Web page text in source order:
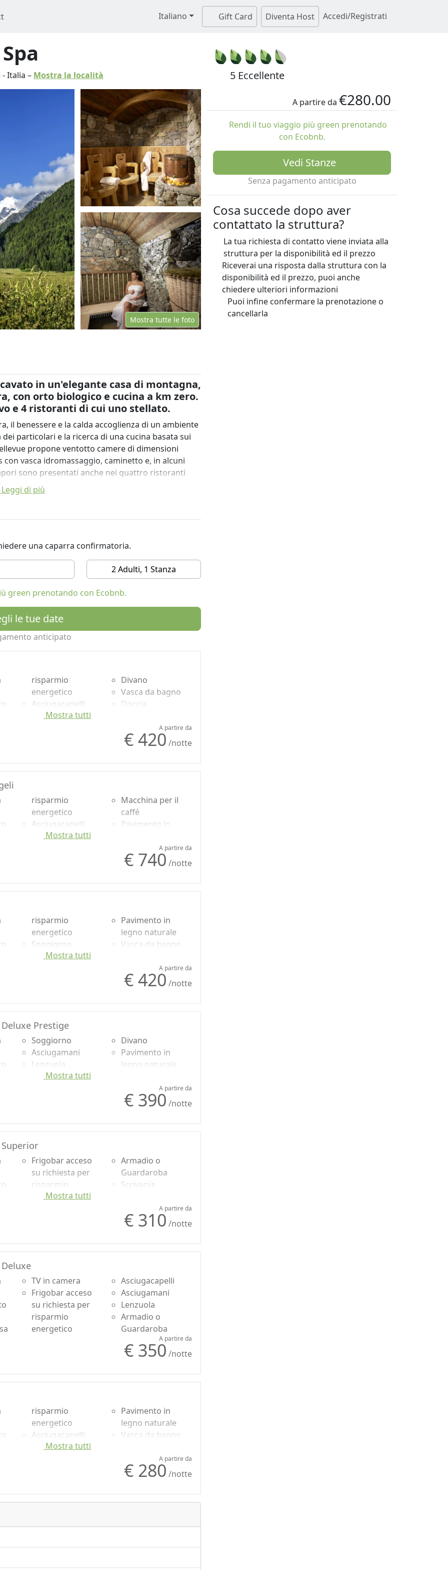
Italiano Gift Card Diventa Host Accedi/Registrati
-Italia – Mostra la località 5 Eccellente
Mostra tutte le foto
in un'elegante casa di montagna,
con orto biologico e cucina a km zero.
e 4 ristoranti di cui uno stellato.
il benessere e la calda accoglienza di un ambiente
particolari e la ricerca di una cucina basata sui
propone ventotto camere di dimensioni
vasca idromassaggio, caminetto e, in alcuni
sono presentati anche nei quattro ristoranti
con la sua terrazza al “Bar à Fromage,
fino alla “Brasserie du Bon Bec”, situata
"Le sorgenti del Gran Paradiso” (1.200 mq.)
bagni di vapore, grotta di sale, grotta polare,
Il Bellevue fa parte dei Relais&Chateaux e dei
Leggi di più
una caparra confirmatoria.
2 Adulti, 1 Stanza
green prenotando con Ecobnb.
le tue date
anticipato
risparmio
energetico
Asciugacapelli
Soggiorno
Guardaroba
Divano
Vasca da bagno
Doccia
monodose
Vista panoramica
Mostra tutti
A partire da
€ 420 /notte
risparmio
energetico
Asciugacapelli
Soggiorno
Armadio o
Camino
Divano
Macchina per il
caffé
Pavimento in
Vasca da bagno
Doccia
free, no
Vista panoramica
Mostra tutti
A partire da
€ 740 /notte
risparmio
energetico
Soggiorno
Asciugamani
Scrivania
Pavimento in
legno naturale
Vasca da bagno
Shampoo plastic-
free, no
Vista Montagna
Mostra tutti
A partire da
€ 420 /notte
Prestige
Soggiorno
Asciugamani
Lenzuola
Armadio o
Divano
Pavimento in
legno naturale
Vista Montagna
Mostra tutti
A partire da
€ 390 /notte
Frigobar acceso
su richiesta per
risparmio
energetico
Armadio o
Guardaroba
Scrivania
monodose
Mostra tutti
A partire da
€ 310 /notte
TV in camera
Frigobar acceso
su richiesta per
risparmio
energetico
Asciugacapelli
Asciugamani
Lenzuola
Armadio o
Guardaroba
A partire da
€ 350 /notte
risparmio
energetico
Asciugacapelli
Asciugamani
Scrivania
Pavimento in
legno naturale
Vasca da bagno
Shampoo plastic-
free, no
Vista panoramica
Mostra tutti
A partire da
€ 280 /notte
A partire da €280.00
Rendi il tuo viaggio più green prenotando
con Ecobnb.
Vedi Stanze
Senza pagamento anticipato
Cosa succede dopo aver
contattato la struttura?
La tua richiesta di contatto viene inviata alla
struttura per la disponibilità ed il prezzo
Riceverai una risposta dalla struttura con la
disponibilità ed il prezzo, puoi anche
chiedere ulteriori informazioni
Puoi infine confermare la prenotazione o
cancellarla